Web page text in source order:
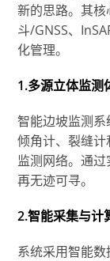
新的思路。其
斗/GNSS、
化管理。
1.多源立体监测
智能边坡监测系
倾角计、裂缝计
监测网络。通
再无迹可寻。
2.智能采集与计
系统采用智能